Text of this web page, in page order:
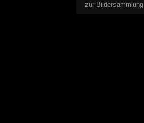
zur Bildersammlung